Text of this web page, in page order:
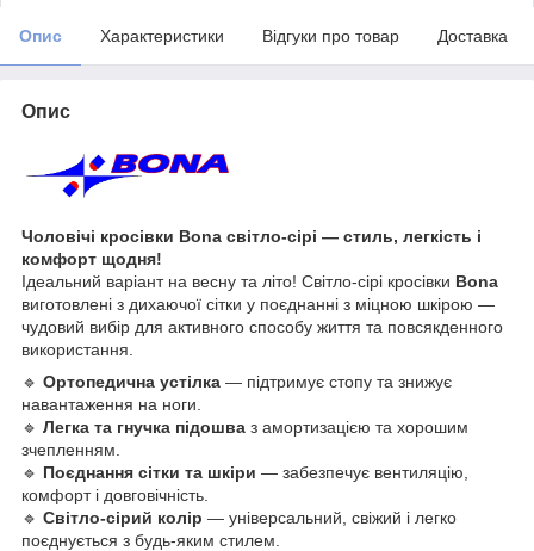
Опис Характеристики Відгуки про товар Доставка
Опис
Чоловічі кросівки Bona світло-сірі — стиль, легкість і
комфорт щодня!
Ідеальний варіант на весну та літо! Світло-сірі кросівки Bona
виготовлені з дихаючої сітки у поєднанні з міцною шкірою —
чудовий вибір для активного способу життя та повсякденного
використання.
🔹 Ортопедична устілка — підтримує стопу та знижує
навантаження на ноги.
🔹 Легка та гнучка підошва з амортизацією та хорошим
зчепленням.
🔹 Поєднання сітки та шкіри — забезпечує вентиляцію,
комфорт і довговічність.
🔹 Світло-сірий колір — універсальний, свіжий і легко
поєднується з будь-яким стилем.